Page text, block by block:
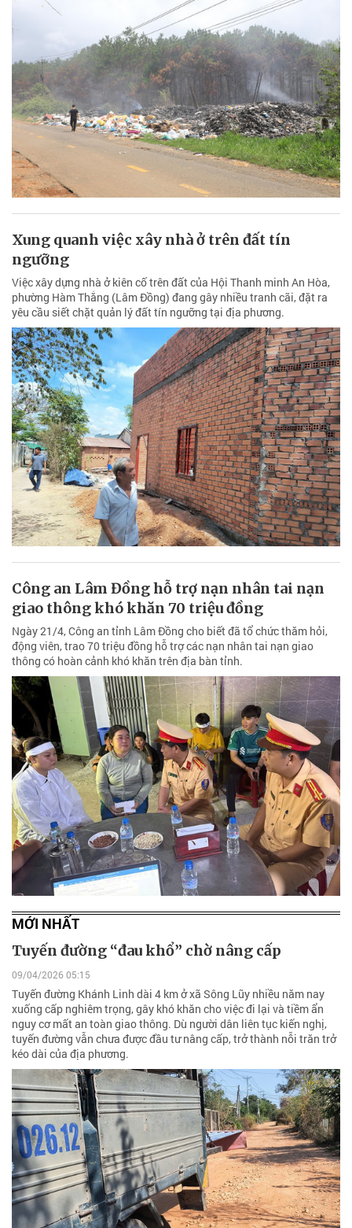
Xung quanh việc xây nhà ở trên đất tín
ngưỡng
Việc xây dựng nhà ở kiên cố trên đất của Hội Thanh minh An Hòa,
phường Hàm Thắng (Lâm Đồng) đang gây nhiều tranh cãi, đặt ra
yêu cầu siết chặt quản lý đất tín ngưỡng tại địa phương.
Công an Lâm Đồng hỗ trợ nạn nhân tai nạn
giao thông khó khăn 70 triệu đồng
Ngày 21/4, Công an tỉnh Lâm Đồng cho biết đã tổ chức thăm hỏi,
động viên, trao 70 triệu đồng hỗ trợ các nạn nhân tai nạn giao
thông có hoàn cảnh khó khăn trên địa bàn tỉnh.
MỚI NHẤT
Tuyến đường “đau khổ” chờ nâng cấp
09/04/2026 05:15
Tuyến đường Khánh Linh dài 4 km ở xã Sông Lũy nhiều năm nay
xuống cấp nghiêm trọng, gây khó khăn cho việc đi lại và tiềm ẩn
nguy cơ mất an toàn giao thông. Dù người dân liên tục kiến nghị,
tuyến đường vẫn chưa được đầu tư nâng cấp, trở thành nỗi trăn trở
kéo dài của địa phương.